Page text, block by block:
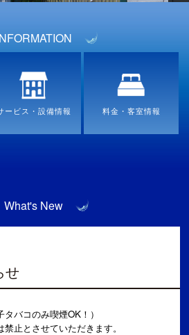
ービス・設備情報 料金・客室情報
What's New
せ
バコのみ喫煙OK！）
止とさせていただきます。